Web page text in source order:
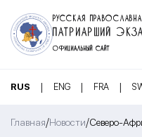
РУССКАЯ
ПАТРИАРШИЙ
ОФИЦИАЛЬНЫЙ САЙТ
RUS | ENG | FRA |
Главная/Новости/Северо-